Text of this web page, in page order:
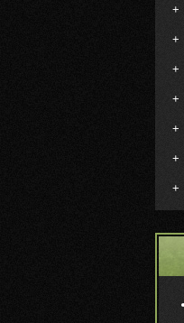
+
+
+
+
+
+
+